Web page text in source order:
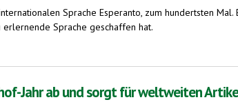
Sprache Esperanto, zum hundertsten
Sprache geschaffen hat.
21. Februar
Jahr ab und sorgt für weltweiten